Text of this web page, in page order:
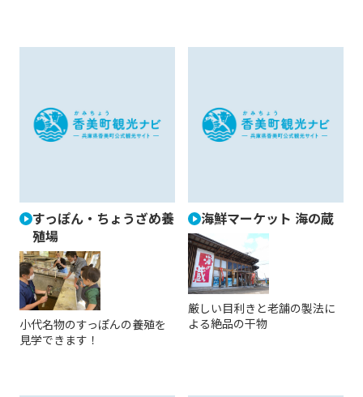
すっぽん・ちょうざめ養
殖場
小代名物のすっぽんの養殖を
見学できます！
海鮮マーケット 海の蔵
厳しい目利きと老舗の製法に
よる絶品の干物